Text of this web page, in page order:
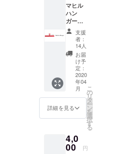
マヒル
ハン
ガー
（おと
な用1
個） ＜
ハン
ガーの
色＞ 1
色を選
択可
支援
者：
14人
お届
け予
定：
2020
年04
月
詳細を見る
こ
の
リ
タ
ー
ン
を
選
択
す
る
4,0
00 円